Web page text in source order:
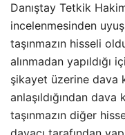
Danıştay Tetkik
incelenmesinden
taşınmazın hisseli
alınmadan yapıldığı
şikayet üzerine dava
anlaşıldığından dava
taşınmazın diğer